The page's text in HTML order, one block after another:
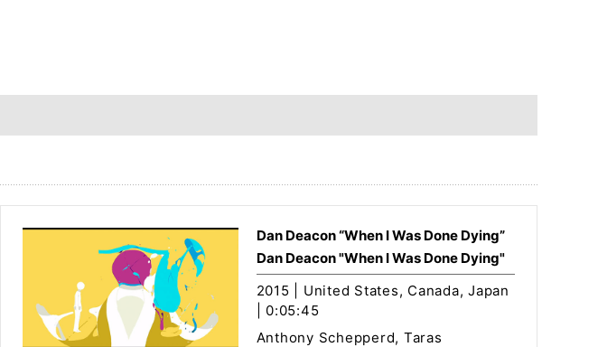
Dan Deacon “When I Was Done Dying”
Dan Deacon "When I Was Done Dying"
2015 | United States, Canada, Japan
| 0:05:45
Anthony Schepperd, Taras